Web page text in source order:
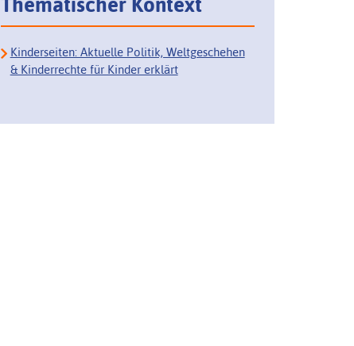
Thematischer Kontext
Kinderseiten: Aktuelle Politik, Weltgeschehen
& Kinderrechte für Kinder erklärt